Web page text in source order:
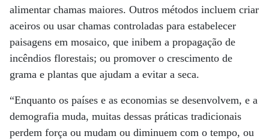
alimentar chamas maiores. Outros métodos incluem criar
aceiros ou usar chamas controladas para estabelecer
paisagens em mosaico, que inibem a propagação de
incêndios florestais; ou promover o crescimento de
grama e plantas que ajudam a evitar a seca.
“Enquanto os países e as economias se desenvolvem, e a
demografia muda, muitas dessas práticas tradicionais
perdem força ou mudam ou diminuem com o tempo, ou